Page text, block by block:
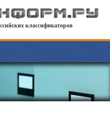
классификаторов